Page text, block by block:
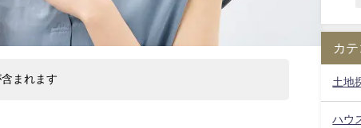
まれます
カ
土地
ハウ